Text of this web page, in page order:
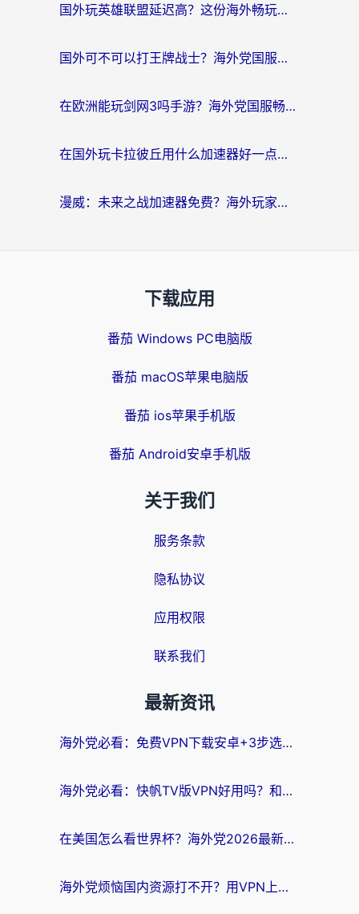
国外玩英雄联盟延迟高？这份海外畅玩国服游戏的加速器终极指南帮你搞定
国外可不可以打王牌战士？海外党国服游戏加速终极指南（附3款热门游戏实测）
在欧洲能玩剑网3吗手游？海外党国服畅玩终极攻略（附三大热门游戏解决方案）
在国外玩卡拉彼丘用什么加速器好一点？海外党亲测有效的国服游戏加速指南
漫威：未来之战加速器免费？海外玩家国服畅玩终极指南（附一梦江湖弈剑行解决方案）
下载应用
番茄 Windows PC电脑版
番茄 macOS苹果电脑版
番茄 ios苹果手机版
番茄 Android安卓手机版
关于我们
服务条款
隐私协议
应用权限
联系我们
最新资讯
海外党必看：免费VPN下载安卓+3步选对国外到国内加速器，无缝刷国内资源
海外党必看：快帆TV版VPN好用吗？和斧牛手游VPN对比哪个回国效果更好？附电脑翻墙回国实用技巧
在美国怎么看世界杯？海外党2026最新回国加速器指南：从影音到游戏全搞定
海外党烦恼国内资源打不开？用VPN上海节点+这几点，轻松搞定回国加速！